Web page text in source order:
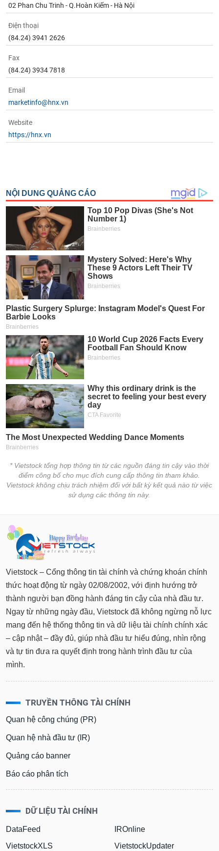
02 Phan Chu Trinh - Q.Hoàn Kiếm - Hà Nội
Điện thoại
(84.24) 3941 2626
Fax
(84.24) 3934 7818
Email
marketinfo@hnx.vn
Website
https://hnx.vn
* Vietstock tổng hợp thông tin từ các nguồn đáng tin cậy vào thời
điểm công bố cho mục đích cung cấp thông tin tham khảo.
Vietstock không chịu trách nhiệm đối với bất kỳ kết quả nào từ việc
sử dụng các thông tin này.
Vietstock – Cổng thông tin tài chính và chứng khoán chính
thức hoạt động từ ngày 02/08/2002, với định hướng trở
thành người bạn đồng hành đáng tin cậy của nhà đầu tư.
Ngay từ những ngày đầu, Vietstock đã không ngừng nỗ lực
mang đến hệ thống thông tin và dữ liệu tài chính chính xác
– cập nhật – đầy đủ, giúp nhà đầu tư hiểu đúng, nhìn rộng
và tự tin đưa ra quyết định trong hành trình đầu tư của
mình.
TRUYỀN THÔNG TÀI CHÍNH
Quan hệ công chúng (PR)
Quan hệ nhà đầu tư (IR)
Quảng cáo banner
Báo cáo phân tích
DỮ LIỆU TÀI CHÍNH
DataFeed
VietstockXLS
IROnline
VietstockUpdater